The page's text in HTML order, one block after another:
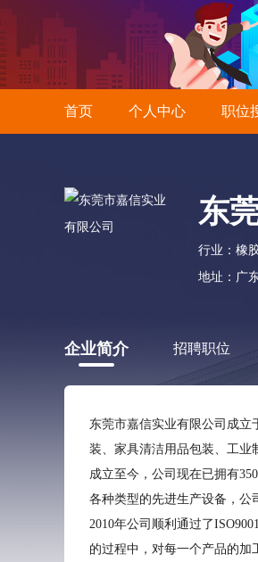
首页 个人中心 职位
东
行业：橡
地址：广
企业简介 招聘职位
东莞市嘉信实业有限公司成立
装、家具清洁用品包装、工业
成立至今，公司现在已拥有
各种类型的先进生产设备，公
2010年公司顺利通过了
的过程中，对每一个产品的加